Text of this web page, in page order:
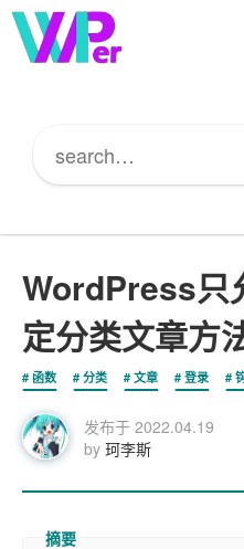
WordPress只
定分类文章方
函数 分类 文章 登录
发布于 2022.04.19
by 珂李斯